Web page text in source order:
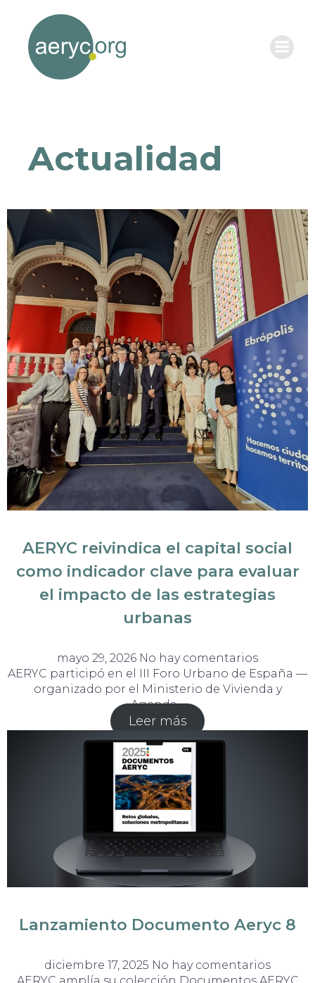
Actualidad
AERYC reivindica el capital social
como indicador clave para evaluar
el impacto de las estrategias
urbanas
mayo 29, 2026 No hay comentarios
AERYC participó en el III Foro Urbano de España —
organizado por el Ministerio de Vivienda y
Agenda…
Leer más
Lanzamiento Documento Aeryc 8
diciembre 17, 2025 No hay comentarios
AERYC amplía su colección Documentos AERYC